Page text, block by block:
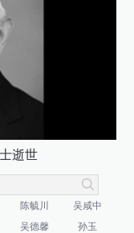
逝世
陈毓川
吴咸中
吴德馨 孙玉